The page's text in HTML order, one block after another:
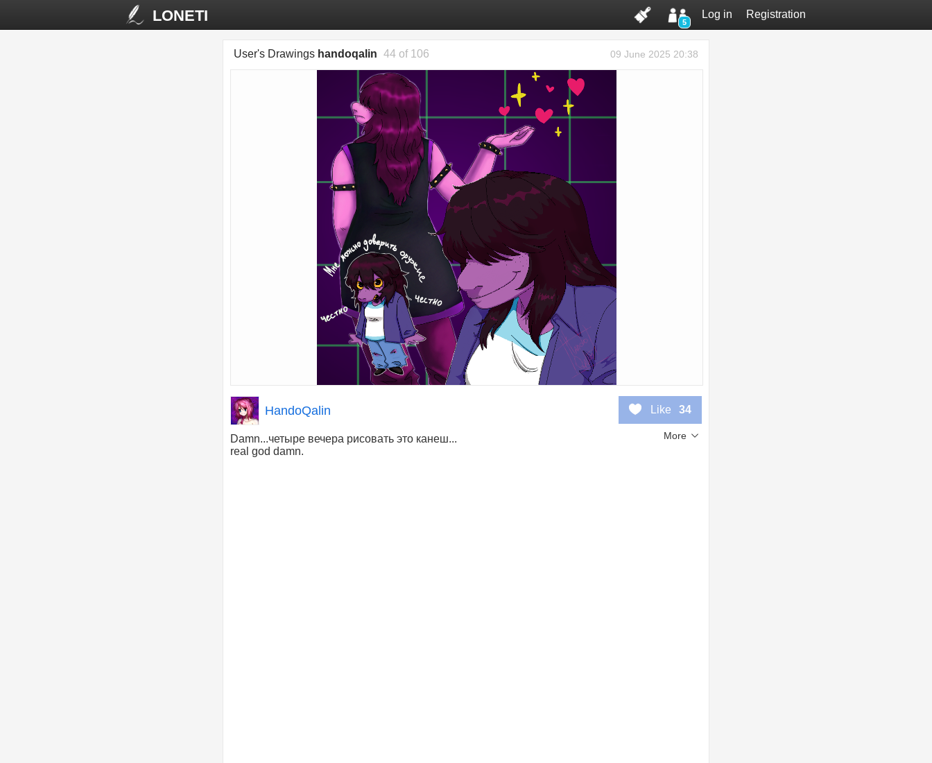
LONETI 5
Log in Registration
09 June 2025 20:38
User's Drawings handoqalin 44 of 106
HandoQalin
Damn...четыре вечера рисовать это канеш...
real god damn.
Like 34
More